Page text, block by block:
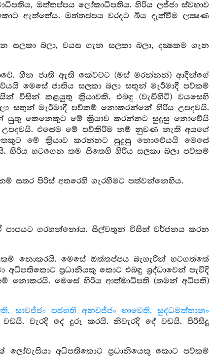
ඔත්තප්පය ලෝකාධිපතිය. හිරිය ලජ්ජා ස්වභාව
ඇත්තේය. ඔත්තප්පය වරදට බිය දැක්වීම ලක්‍ෂණ
බලා, වයස ගැන සලකා බලා, දක්‍ෂකම ගැන
හීන ජාති ඇති කේවට්ට (මස් මරන්නන්) ආදීන්ගේ
මෙසේ ජාතිය සලකා බලා සතුන් මැරීමාදී පව්කම්
විසින් කළයුතු ක්‍රියාවකි. එබඳු (වැඩිහිටි) වයසෙහි
සතුන් මැරීමාදී පව්කම් නොකරන්නේ හිරිය උපදවයි.
යුතු කෙනෙකුට මේ ක්‍රියාව කරන්නට සුදුසු නොවේයි
එසේම මේ පව්කිරිම නම් නුවණ නැති අයගේ
මේ ක්‍රියාව කරන්නට සුදුසු නොවේයයි මෙසේ
හිරිය හටගෙන තම සිතෙහි හිරිය සලකා බලා පව්කම්
සතර පිරිස් අතරෙහි ගැරහීමට පත්වන්නෙහිය.
පාපයට ගරහන්නෝය. සිල්වතුන් විසින් වර්ජනය කරන
නොකරයි. මෙසේ ඔත්තප්පය බැහැරින් හටගත්තේ
ප්‍රධානියකු කොට එබඳු ශ්‍රද්ධාවෙන් පැවිදි
නොකරයි. මෙසේ හිරිය ආත්මාධිපති (තමන් අධිපති)
සාවජ්ජං පජහති අනවජ්ජං භාවෙති, සුද්ධමත්තානං
වැරදි දේ දුරු කරයි. නිවැරදි දේ වඩයි. පිරිසිදු
ලෝවැසියා අධිපතිකොට ප්‍රධානියෙකු කොට පව්කම්